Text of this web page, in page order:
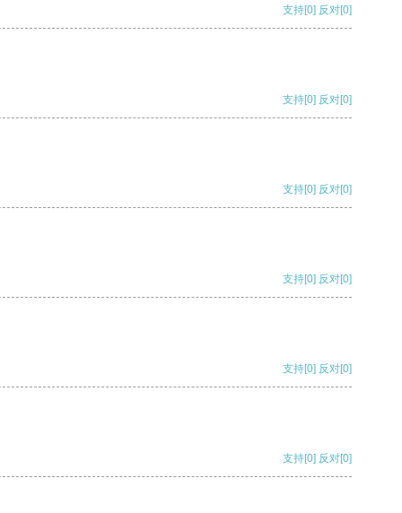
支持[0] 反对[0]
支持[0] 反对[0]
支持[0] 反对[0]
支持[0] 反对[0]
支持[0] 反对[0]
支持[0] 反对[0]